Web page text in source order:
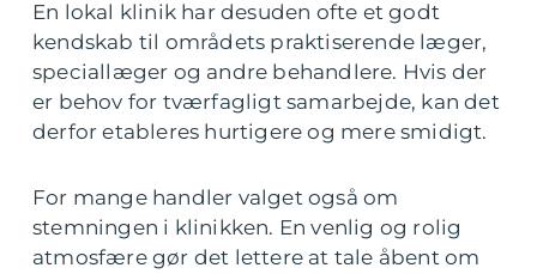
En lokal klinik har desuden ofte et godt
kendskab til områdets praktiserende læger,
speciallæger og andre behandlere. Hvis der
er behov for tværfagligt samarbejde, kan det
derfor etableres hurtigere og mere smidigt.
For mange handler valget også om
stemningen i klinikken. En venlig og rolig
atmosfære gør det lettere at tale åbent om